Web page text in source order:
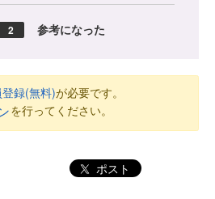
2 参考になった
録(無料)が必要です。
を行ってください。
ポスト